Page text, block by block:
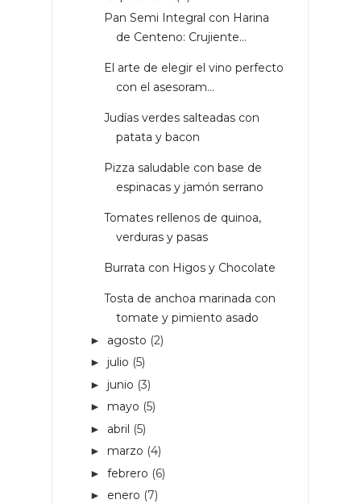
Pan Semi Integral con Harina
de Centeno: Crujiente...
El arte de elegir el vino perfecto
con el asesoram...
Judías verdes salteadas con
patata y bacon
Pizza saludable con base de
espinacas y jamón serrano
Tomates rellenos de quinoa,
verduras y pasas
Burrata con Higos y Chocolate
Tosta de anchoa marinada con
tomate y pimiento asado
► agosto (2)
► julio (5)
► junio (3)
► mayo (5)
► abril (5)
► marzo (4)
► febrero (6)
► enero (7)